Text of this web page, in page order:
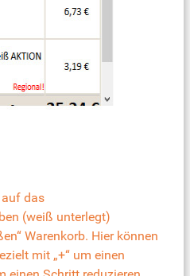
das
(weiß unterlegt)
Warenkorb. Hier können
mit „+“ um einen